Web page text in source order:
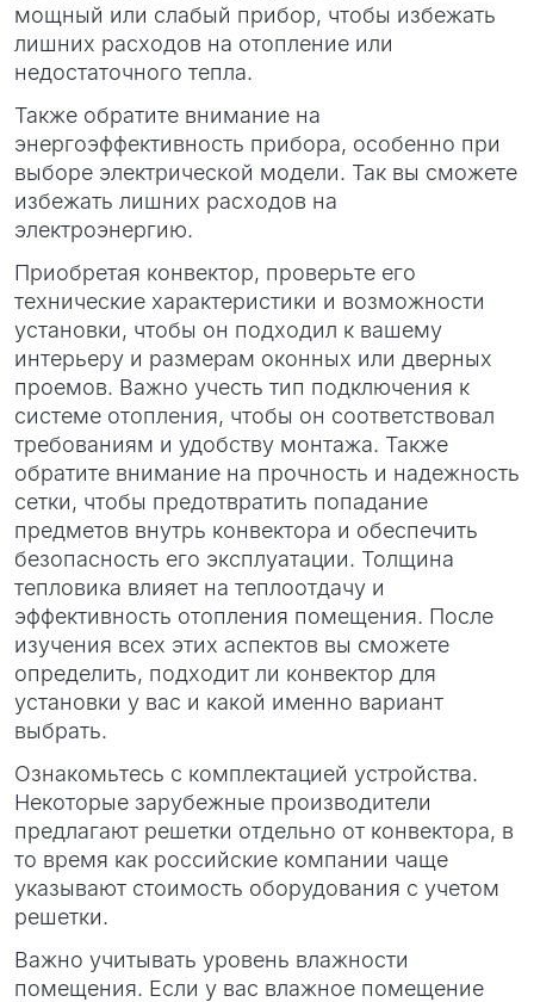
мощный или слабый прибор, чтобы избежать
лишних расходов на отопление или
недостаточного тепла.
Также обратите внимание на
энергоэффективность прибора, особенно при
выборе электрической модели. Так вы сможете
избежать лишних расходов на
электроэнергию.
Приобретая конвектор, проверьте его
технические характеристики и возможности
установки, чтобы он подходил к вашему
интерьеру и размерам оконных или дверных
проемов. Важно учесть тип подключения к
системе отопления, чтобы он соответствовал
требованиям и удобству монтажа. Также
обратите внимание на прочность и надежность
сетки, чтобы предотвратить попадание
предметов внутрь конвектора и обеспечить
безопасность его эксплуатации. Толщина
тепловика влияет на теплоотдачу и
эффективность отопления помещения. После
изучения всех этих аспектов вы сможете
определить, подходит ли конвектор для
установки у вас и какой именно вариант
выбрать.
Ознакомьтесь с комплектацией устройства.
Некоторые зарубежные производители
предлагают решетки отдельно от конвектора, в
то время как российские компании чаще
указывают стоимость оборудования с учетом
решетки.
Важно учитывать уровень влажности
помещения. Если у вас влажное помещение